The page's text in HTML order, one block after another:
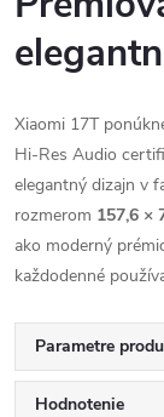
Xiaomi 17T
Hi-Res Audio
elegantný dizajn v
rozmerom 157,6 ×
ako moderný
každodenné
Parametre
Hodnotenie